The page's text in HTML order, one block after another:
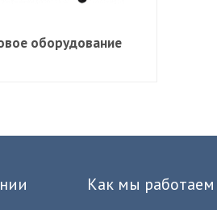
оборудование
Как мы работаем